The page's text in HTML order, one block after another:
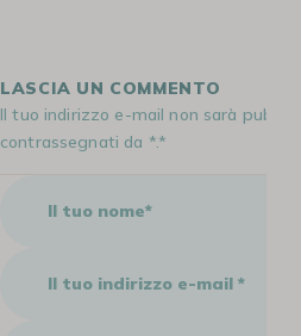
LASCIA UN COMMENTO
Il tuo indirizzo e-mail non sarà
contrassegnati da *.*